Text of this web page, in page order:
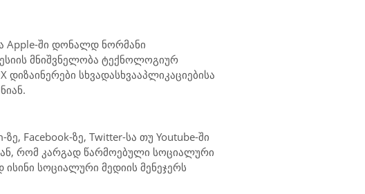
Apple-ში დონალდ ნორმანი
მნიშვნელობა ტექნოლოგიურ
დიზაინერები სხვადასხვააპლიკაციებისა
Facebook-ზე, Twitter-სა თუ Youtube-ში
რომ კარგად წარმოებული სოციალური
ისინი სოციალური მედიის მენეჯერს